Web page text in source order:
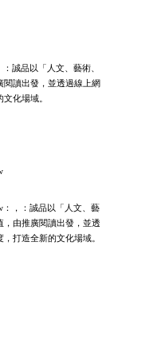
誠品以「人文、藝術、
閱讀出發，並透過線上網
化場域。
：，：誠品以「人文、藝
，由推廣閱讀出發，並透
打造全新的文化場域。